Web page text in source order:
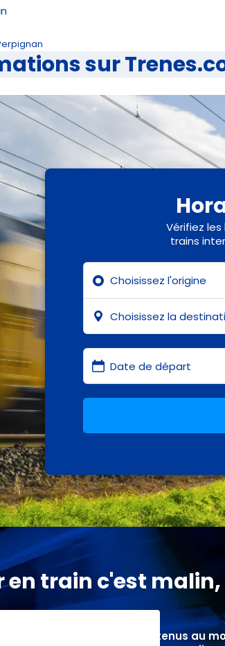
sur
Vérifiez les
trains
en train c'est
Les meilleurs prix sont obtenus au